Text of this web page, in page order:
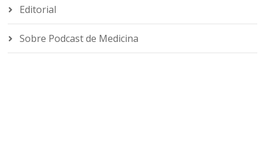
Editorial
Sobre Podcast de Medicina